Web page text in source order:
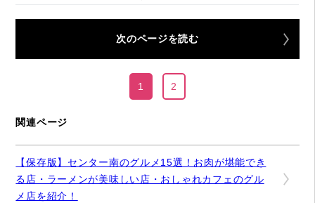
次のページを読む
1 2
関連ページ
【保存版】センター南のグルメ15選！お肉が堪能でき
る店・ラーメンが美味しい店・おしゃれカフェのグル
メ店を紹介！